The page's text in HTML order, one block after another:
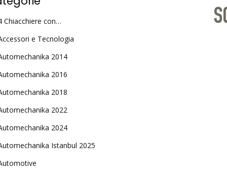
Chiacchiere con…
e Tecnologia
2014
2016
2018
2022
2024
Istanbul 2025